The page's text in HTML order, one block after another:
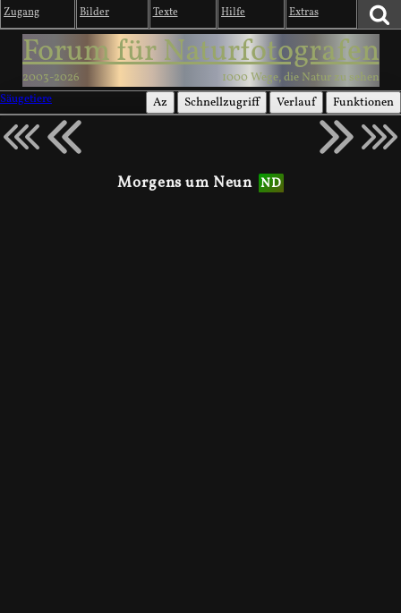
Zugang Bilder Texte Hilfe Extras
Forum für Naturfotografen
2003-2026
1000 Wege, die Natur zu sehen
Säugetiere
Az Schnellzugriff Verlauf Funktionen
Morgens um Neun